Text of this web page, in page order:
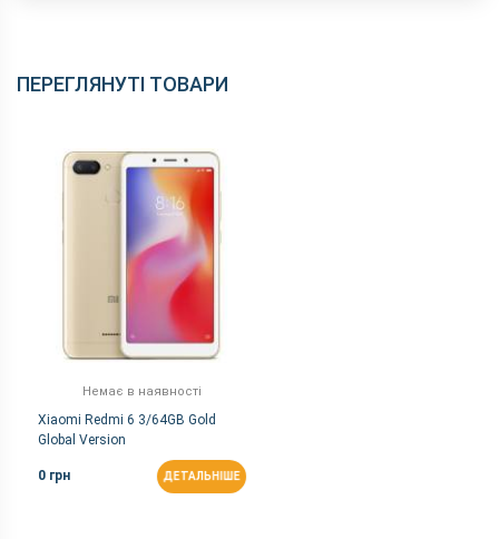
ПЕРЕГЛЯНУТІ ТОВАРИ
Немає в наявності
Xiaomi Redmi 6 3/64GB Gold
Global Version
0 грн ДЕТАЛЬНІШЕ